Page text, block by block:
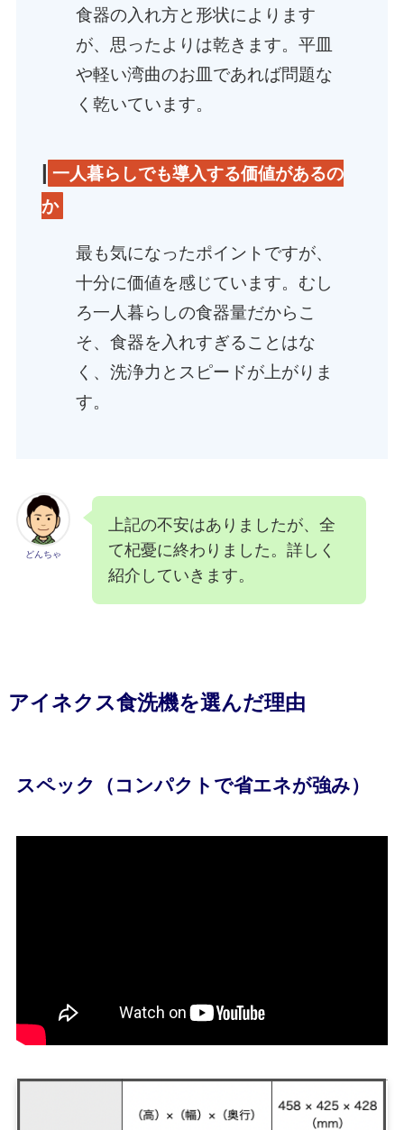
食器の入れ方と形状によります
が、思ったよりは乾きます。平皿
や軽い湾曲のお皿であれば問題な
く乾いています。
| 一人暮らしでも導入する価値があるの
か
最も気になったポイントですが、
十分に価値を感じています。むし
ろ一人暮らしの食器量だからこ
そ、食器を入れすぎることはな
く、洗浄力とスピードが上がりま
す。
どんちゃ
上記の不安はありましたが、全
て杞憂に終わりました。詳しく
紹介していきます。
アイネクス食洗機を選んだ理由
スペック（コンパクトで省エネが強み）